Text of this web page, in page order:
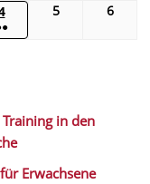
5 6
Training in den
Erwachsene